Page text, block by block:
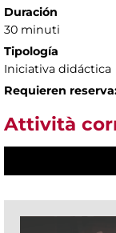
Duración
30 minuti
Tipología
Iniciativa didáctica
Requieren
Attività